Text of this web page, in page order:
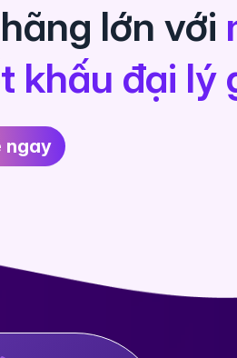
lớn với
khấu đại lý
ngay